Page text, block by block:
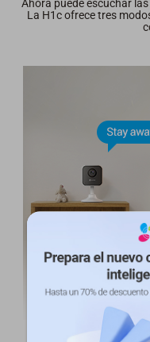
Ahora puede escuchar
La H1c ofrece tres